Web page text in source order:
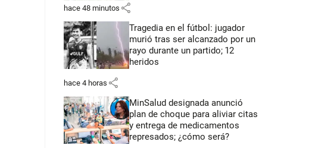
hace 48 minutos share
Tragedia en el fútbol: jugador
murió tras ser alcanzado por un
rayo durante un partido; 12
heridos
hace 4 horas share
MinSalud designada anunció
plan de choque para aliviar citas
y entrega de medicamentos
represados; ¿cómo será?